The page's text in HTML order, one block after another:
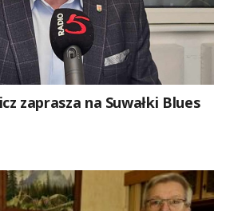
zaprasza na Suwałki Blues